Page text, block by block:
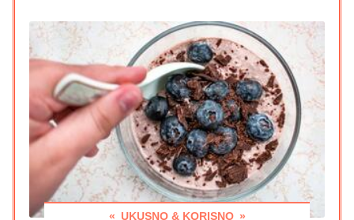
UKUSNO & KORISNO